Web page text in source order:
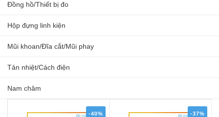
Đồng hồ/Thiết bị đo
Hộp đựng linh kiện
Mũi khoan/Đĩa cắt/Mũi phay
Tản nhiệt/Cách điện
Nam châm
-40% -37%